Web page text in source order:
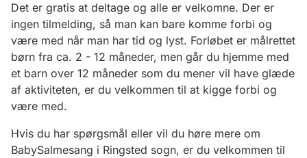
Det er gratis at deltage og alle er velkomne. Der er
ingen tilmelding, så man kan bare komme forbi og
være med når man har tid og lyst. Forløbet er målrettet
børn fra ca. 2 - 12 måneder, men går du hjemme med
et barn over 12 måneder som du mener vil have glæde
af aktiviteten, er du velkommen til at kigge forbi og
være med.
Hvis du har spørgsmål eller vil du høre mere om
BabySalmesang i Ringsted sogn, er du velkommen til